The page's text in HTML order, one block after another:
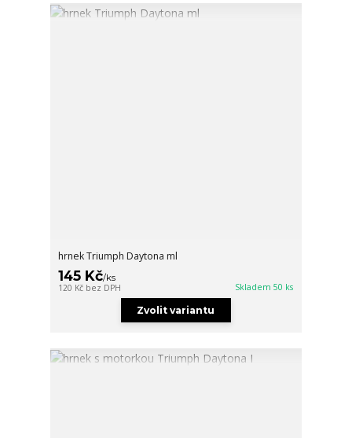
hrnek Triumph Daytona ml
145 Kč/ks
120 Kč bez DPH Skladem 50 ks
Zvolit variantu